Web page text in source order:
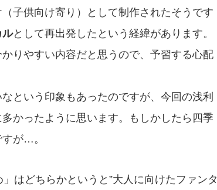
子供向け寄り）として制作されたそうです
ルとして再出発したという経緯があります。
りやすい内容だと思うので、予習する心配
という印象もあったのですが、今回の浅利
かったように思います。もしかしたら四季
が…。
はどちらかというと”大人に向けたファンタ